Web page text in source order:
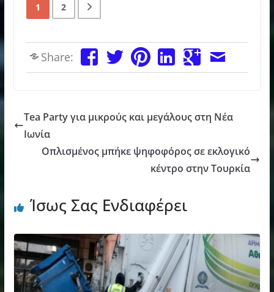
1 2
Share:
Tea Party για μικρούς και μεγάλους στη Νέα
Ιωνία
Οπλισμένος μπήκε ψηφοφόρος σε εκλογικό
κέντρο στην Τουρκία
Ίσως Σας Ενδιαφέρει